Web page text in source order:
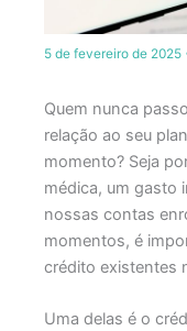
5 de fevereiro de 2025
Quem nunca
relação ao seu
momento? Seja
médica, um gasto
nossas contas
momentos, é
crédito existentes
Uma delas é o